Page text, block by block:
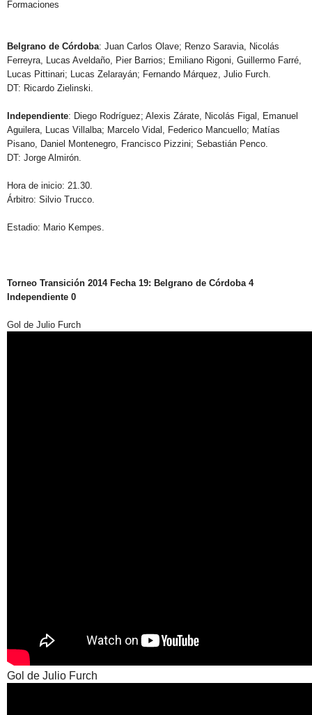
Formaciones
Belgrano de Córdoba: Juan Carlos Olave; Renzo Saravia, Nicolás
Ferreyra, Lucas Aveldaño, Pier Barrios; Emiliano Rigoni, Guillermo Farré,
Lucas Pittinari; Lucas Zelarayán; Fernando Márquez, Julio Furch.
DT: Ricardo Zielinski.
Independiente: Diego Rodríguez; Alexis Zárate, Nicolás Figal, Emanuel
Aguilera, Lucas Villalba; Marcelo Vidal, Federico Mancuello; Matías
Pisano, Daniel Montenegro, Francisco Pizzini; Sebastián Penco.
DT: Jorge Almirón.
Hora de inicio: 21.30.
Árbitro: Silvio Trucco.
Estadio: Mario Kempes.
Torneo Transición 2014 Fecha 19: Belgrano de Córdoba 4
Independiente 0
Gol de Julio Furch
Gol de Julio Furch